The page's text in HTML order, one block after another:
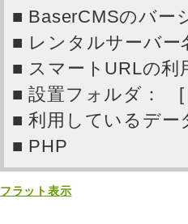
■ BaserCMSのバー
■ レンタルサーバー
■ スマートURLの
■ 設置フォルダ： [
■ 利用しているデ
■ PHP
フラット表示